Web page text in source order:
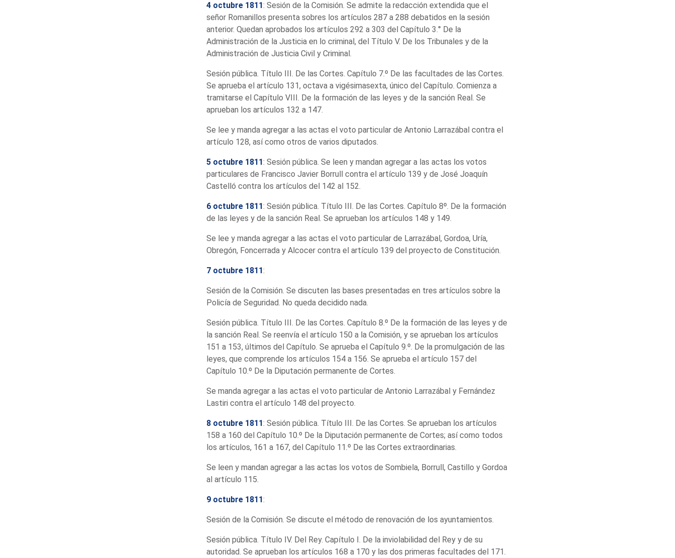
4 octubre 1811: Sesión de la Comisión. Se admite la redacción extendida que el
señor Romanillos presenta sobres los artículos 287 a 288 debatidos en la sesión
anterior. Quedan aprobados los artículos 292 a 303 del Capítulo 3.° De la
Administración de la Justicia en lo criminal, del Título V. De los Tribunales y de la
Administración de Justicia Civil y Criminal.
Sesión pública. Título III. De las Cortes. Capítulo 7.º De las facultades de las Cortes.
Se aprueba el artículo 131, octava a vigésimasexta, único del Capítulo. Comienza a
tramitarse el Capítulo VIII. De la formación de las leyes y de la sanción Real. Se
aprueban los artículos 132 a 147.
Se lee y manda agregar a las actas el voto particular de Antonio Larrazábal contra el
artículo 128, así como otros de varios diputados.
5 octubre 1811: Sesión pública. Se leen y mandan agregar a las actas los votos
particulares de Francisco Javier Borrull contra el artículo 139 y de José Joaquín
Castelló contra los artículos del 142 al 152.
6 octubre 1811: Sesión pública. Título III. De las Cortes. Capítulo 8º. De la formación
de las leyes y de la sanción Real. Se aprueban los artículos 148 y 149.
Se lee y manda agregar a las actas el voto particular de Larrazábal, Gordoa, Uría,
Obregón, Foncerrada y Alcocer contra el artículo 139 del proyecto de Constitución.
7 octubre 1811:
Sesión de la Comisión. Se discuten las bases presentadas en tres artículos sobre la
Policía de Seguridad. No queda decidido nada.
Sesión pública. Título III. De las Cortes. Capítulo 8.º De la formación de las leyes y de
la sanción Real. Se reenvía el artículo 150 a la Comisión, y se aprueban los artículos
151 a 153, últimos del Capítulo. Se aprueba el Capítulo 9.º. De la promulgación de las
leyes, que comprende los artículos 154 a 156. Se aprueba el artículo 157 del
Capítulo 10.º De la Diputación permanente de Cortes.
Se manda agregar a las actas el voto particular de Antonio Larrazábal y Fernández
Lastiri contra el artículo 148 del proyecto.
8 octubre 1811: Sesión pública. Título III. De las Cortes. Se aprueban los artículos
158 a 160 del Capítulo 10.º De la Diputación permanente de Cortes; así como todos
los artículos, 161 a 167, del Capítulo 11.º De las Cortes extraordinarias.
Se leen y mandan agregar a las actas los votos de Sombiela, Borrull, Castillo y Gordoa
al artículo 115.
9 octubre 1811:
Sesión de la Comisión. Se discute el método de renovación de los ayuntamientos.
Sesión pública. Título IV. Del Rey. Capítulo I. De la inviolabilidad del Rey y de su
autoridad. Se aprueban los artículos 168 a 170 y las dos primeras facultades del 171.